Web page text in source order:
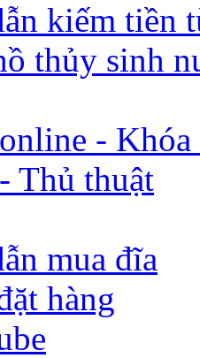
kiếm tiền
thủy sinh
-
Thủ thuật
mua đĩa
hàng